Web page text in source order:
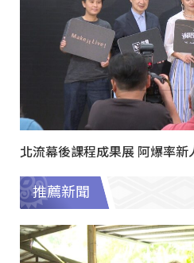
北流幕後課程成果展 阿爆率新
推薦新聞